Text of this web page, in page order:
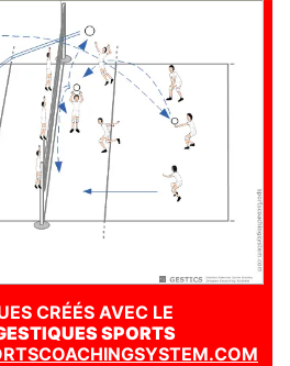
CRÉÉS AVEC LE
SPORTS